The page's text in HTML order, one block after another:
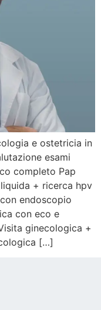
e ostetricia in
esami
completo Pap
+ ricerca hpv
endoscopio
con eco e
ginecologica +
[…]